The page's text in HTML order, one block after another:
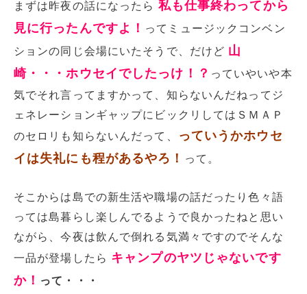
まずは昨夜の話になったら 私も仕事終わってから
見に行ったんですよ！ ってミュージックコンベン
ションの同じ会場にいたそうで、だけど 山
崎・・・ホウセイでしたっけ！？ っていやいや本
気でそれ言ってますかって、知らないんだねってジ
ェネレーションギャップにビックリしてはＳＭＡＰ
のセロリも知らないんだって、
っていうかホウセ
イは失礼にも程があるやろ！
って。
そこからは島での新生活や職場の話だったり色々語
っては島暮らし楽しんでるようで良かったねと思い
ながら、今夜は飲んで倒れる気満々ですのでそんな
一品が登場したら キャンプのヤツじゃないです
か！ って・・・